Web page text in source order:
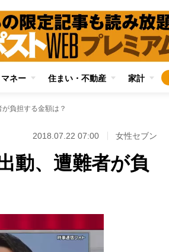
マネー 住まい・不動産 家計
負担する金額は？
2018.07.22 07:00 女性セブン
動、遭難者が負